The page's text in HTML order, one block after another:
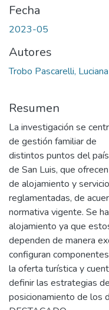
Fecha
2023-05
Autores
Trobo Pascarelli,
Resumen
La investigación se
de gestión familiar de
distintos puntos del
de San Luis, que
de alojamiento y
reglamentadas, de
normativa vigente. Se
alojamiento ya que
dependen de manera
configuran
la oferta turística y
definir las estrategias de
posicionamiento de los